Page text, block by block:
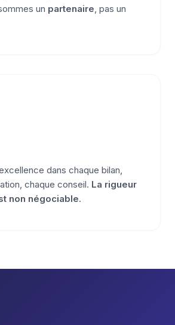
un partenaire, pas un
dans chaque bilan,
chaque conseil. La rigueur
non négociable.